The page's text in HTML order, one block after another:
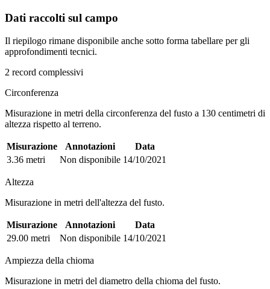
Dati raccolti sul campo
Il riepilogo rimane disponibile anche sotto forma tabellare per gli
approfondimenti tecnici.
2 record complessivi
Circonferenza
Misurazione in metri della circonferenza del fusto a 130 centimetri di
altezza rispetto al terreno.
Misurazione Annotazioni
Data
3.36 metri
Non disponibile 14/10/2021
Altezza
Misurazione in metri dell'altezza del fusto.
Misurazione Annotazioni
Data
29.00 metri
Non disponibile 14/10/2021
Ampiezza della chioma
Misurazione in metri del diametro della chioma del fusto.